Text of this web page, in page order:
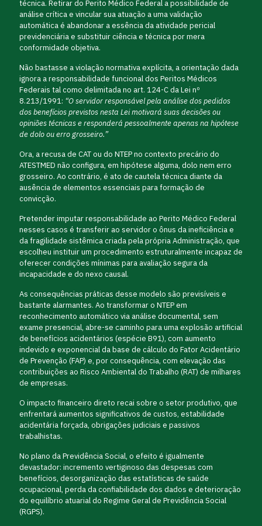
técnica. Retirar do Perito Médico Federal a possibilidade de
análise crítica e vincular sua atuação a uma validação
automática é abandonar a essência da atividade pericial
previdenciária e substituir ciência e técnica por mera
conformidade objetiva.
Não bastasse a violação normativa explícita, a orientação dada
ignora a responsabilidade funcional dos Peritos Médicos
Federais tal como delimitada no art. 124-C da Lei nº
8.213/1991: “O servidor responsável pela análise dos pedidos
dos benefícios previstos nesta Lei motivará suas decisões ou
opiniões técnicas e responderá pessoalmente apenas na hipótese
de dolo ou erro grosseiro.”
Ora, a recusa de CAT ou do NTEP no contexto precário do
ATESTMED não configura, em hipótese alguma, dolo nem erro
grosseiro. Ao contrário, é ato de cautela técnica diante da
ausência de elementos essenciais para formação de
convicção.
Pretender imputar responsabilidade ao Perito Médico Federal
nesses casos é transferir ao servidor o ônus da ineficiência e
da fragilidade sistêmica criada pela própria Administração, que
escolheu instituir um procedimento estruturalmente incapaz de
oferecer condições mínimas para avaliação segura da
incapacidade e do nexo causal.
As consequências práticas desse modelo são previsíveis e
bastante alarmantes. Ao transformar o NTEP em
reconhecimento automático via análise documental, sem
exame presencial, abre-se caminho para uma explosão artificial
de benefícios acidentários (espécie B91), com aumento
indevido e exponencial da base de cálculo do Fator Acidentário
de Prevenção (FAP) e, por consequência, com elevação das
contribuições ao Risco Ambiental do Trabalho (RAT) de milhares
de empresas.
O impacto financeiro direto recai sobre o setor produtivo, que
enfrentará aumentos significativos de custos, estabilidade
acidentária forçada, obrigações judiciais e passivos
trabalhistas.
No plano da Previdência Social, o efeito é igualmente
devastador: incremento vertiginoso das despesas com
benefícios, desorganização das estatísticas de saúde
ocupacional, perda da confiabilidade dos dados e deterioração
do equilíbrio atuarial do Regime Geral de Previdência Social
(RGPS).